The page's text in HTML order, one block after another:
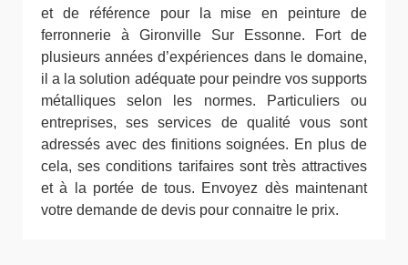
et de référence pour la mise en peinture de
ferronnerie à Gironville Sur Essonne. Fort de
plusieurs années d’expériences dans le domaine,
il a la solution adéquate pour peindre vos supports
métalliques selon les normes. Particuliers ou
entreprises, ses services de qualité vous sont
adressés avec des finitions soignées. En plus de
cela, ses conditions tarifaires sont très attractives
et à la portée de tous. Envoyez dès maintenant
votre demande de devis pour connaitre le prix.